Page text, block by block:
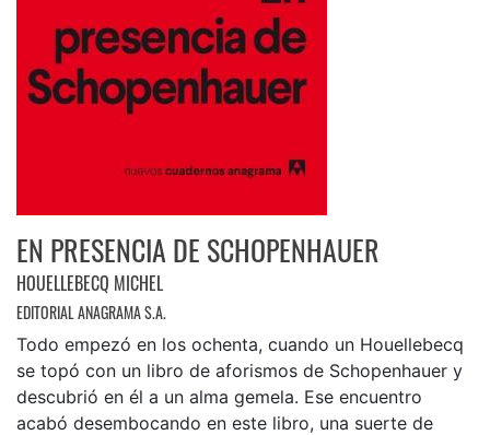
EN PRESENCIA DE SCHOPENHAUER
HOUELLEBECQ MICHEL
EDITORIAL ANAGRAMA S.A.
Todo empezó en los ochenta, cuando un Houellebecq
se topó con un libro de aforismos de Schopenhauer y
descubrió en él a un alma gemela. Ese encuentro
acabó desembocando en este libro, una suerte de